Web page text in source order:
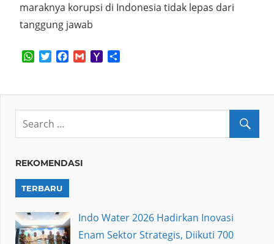
maraknya korupsi di Indonesia tidak lepas dari
tanggung jawab
WhatsApp
TwitterFacebook
GmailYahoo
REKOMENDASI
TERBARU
Indo Water 2026 Hadirkan Inovasi
Enam Sektor Strategis, Diikuti 700